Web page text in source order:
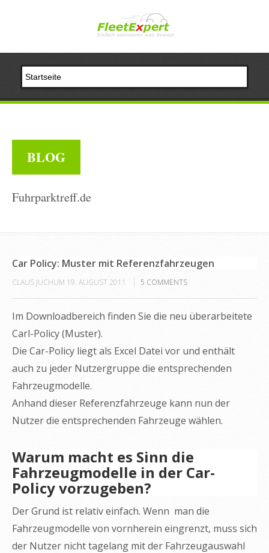
BLOG
Fuhrparktreff.de
Car Policy: Muster mit Referenzfahrzeugen
CLAUS JUCHUM 19. AUGUST 2011 5 COMMENTS
Im Downloadbereich finden Sie die neu überarbeitete
Carl-Policy (Muster).
Die Car-Policy liegt als Excel Datei vor und enthält
auch zu jeder Nutzergruppe die entsprechenden
Fahrzeugmodelle.
Anhand dieser Referenzfahrzeuge kann nun der
Nutzer die entsprechenden Fahrzeuge wählen.
Warum macht es Sinn die
Fahrzeugmodelle in der Car-
Policy vorzugeben?
Der Grund ist relativ einfach. Wenn man die
Fahrzeugmodelle von vornherein eingrenzt, muss sich
der Nutzer nicht tagelang mit der Fahrzeugauswahl